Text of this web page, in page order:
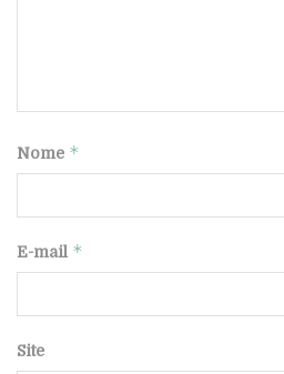
Nome *
E-mail *
Site